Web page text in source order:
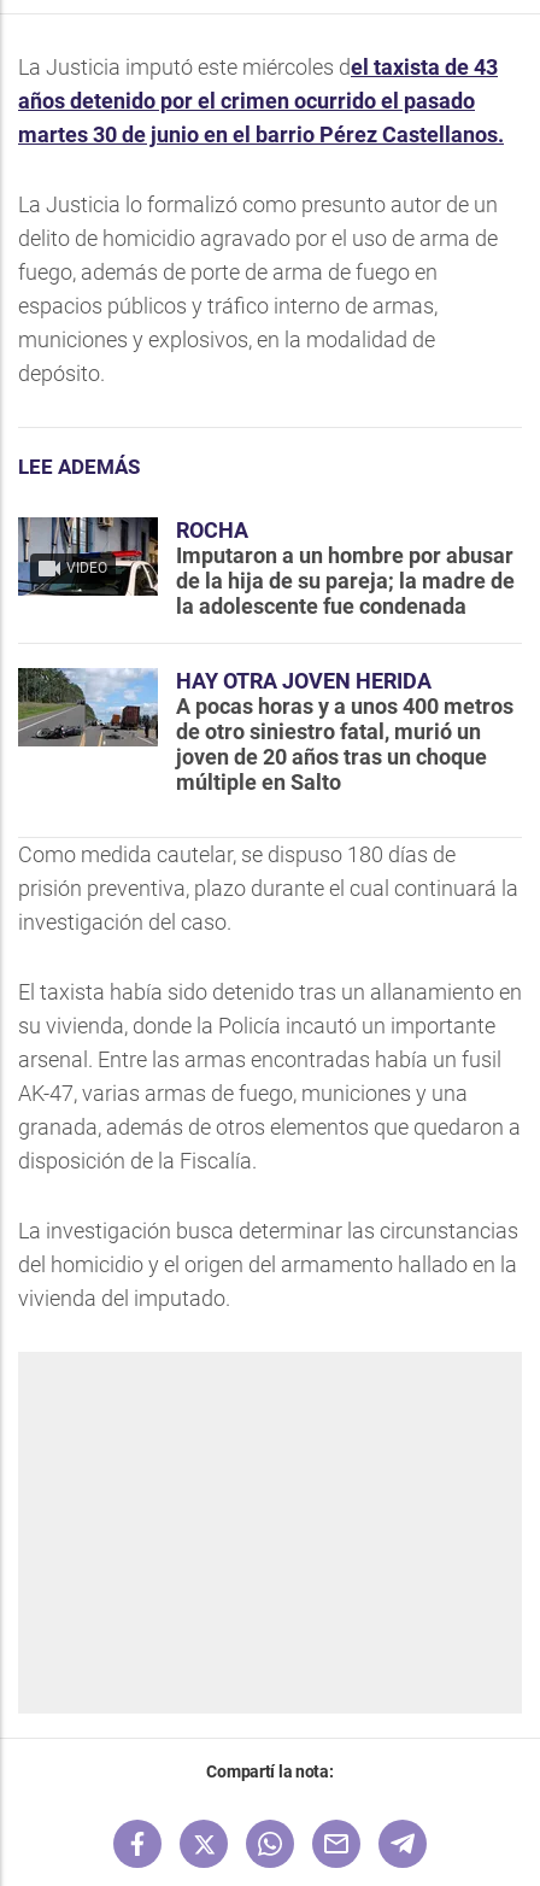
La Justicia imputó este miércoles del taxista de 43
años detenido por el crimen ocurrido el pasado
martes 30 de junio en el barrio Pérez Castellanos.
La Justicia lo formalizó como presunto autor de un
delito de homicidio agravado por el uso de arma de
fuego, además de porte de arma de fuego en
espacios públicos y tráfico interno de armas,
municiones y explosivos, en la modalidad de
depósito.
LEE ADEMÁS
VIDEO
ROCHA
Imputaron a un hombre por abusar
de la hija de su pareja; la madre de
la adolescente fue condenada
HAY OTRA JOVEN HERIDA
A pocas horas y a unos 400 metros
de otro siniestro fatal, murió un
joven de 20 años tras un choque
múltiple en Salto
Como medida cautelar, se dispuso 180 días de
prisión preventiva, plazo durante el cual continuará la
investigación del caso.
El taxista había sido detenido tras un allanamiento en
su vivienda, donde la Policía incautó un importante
arsenal. Entre las armas encontradas había un fusil
AK-47, varias armas de fuego, municiones y una
granada, además de otros elementos que quedaron a
disposición de la Fiscalía.
La investigación busca determinar las circunstancias
del homicidio y el origen del armamento hallado en la
vivienda del imputado.
Compartí la nota: